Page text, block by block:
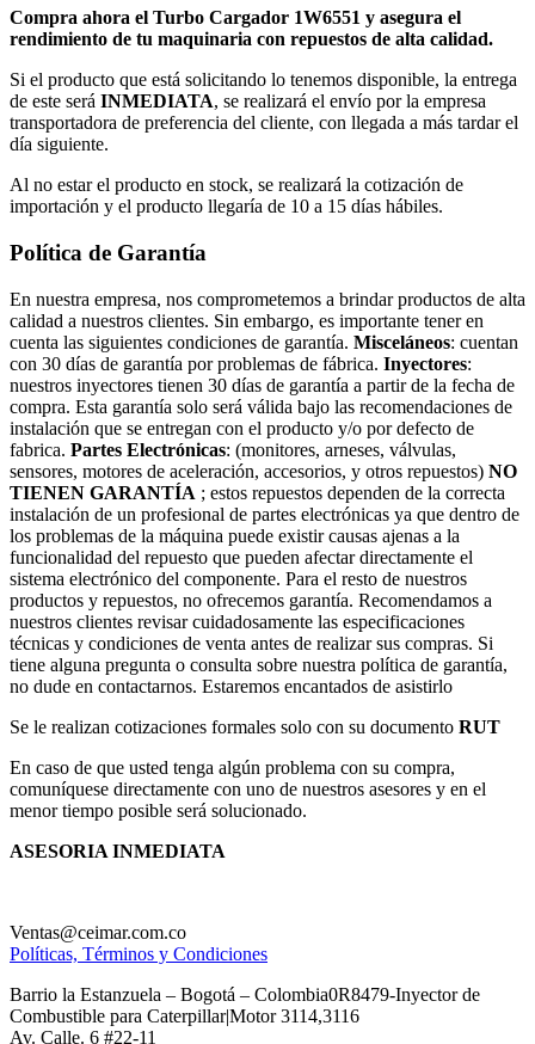
Compra ahora el Turbo Cargador 1W6551 y asegura el
rendimiento de tu maquinaria con repuestos de alta calidad.
Si el producto que está solicitando lo tenemos disponible, la entrega
de este será INMEDIATA, se realizará el envío por la empresa
transportadora de preferencia del cliente, con llegada a más tardar el
día siguiente.
Al no estar el producto en stock, se realizará la cotización de
importación y el producto llegaría de 10 a 15 días hábiles.
Política de Garantía
En nuestra empresa, nos comprometemos a brindar productos de alta
calidad a nuestros clientes. Sin embargo, es importante tener en
cuenta las siguientes condiciones de garantía. Misceláneos: cuentan
con 30 días de garantía por problemas de fábrica. Inyectores:
nuestros inyectores tienen 30 días de garantía a partir de la fecha de
compra. Esta garantía solo será válida bajo las recomendaciones de
instalación que se entregan con el producto y/o por defecto de
fabrica. Partes Electrónicas: (monitores, arneses, válvulas,
sensores, motores de aceleración, accesorios, y otros repuestos) NO
TIENEN GARANTÍA ; estos repuestos dependen de la correcta
instalación de un profesional de partes electrónicas ya que dentro de
los problemas de la máquina puede existir causas ajenas a la
funcionalidad del repuesto que pueden afectar directamente el
sistema electrónico del componente. Para el resto de nuestros
productos y repuestos, no ofrecemos garantía. Recomendamos a
nuestros clientes revisar cuidadosamente las especificaciones
técnicas y condiciones de venta antes de realizar sus compras. Si
tiene alguna pregunta o consulta sobre nuestra política de garantía,
no dude en contactarnos. Estaremos encantados de asistirlo
Se le realizan cotizaciones formales solo con su documento RUT
En caso de que usted tenga algún problema con su compra,
comuníquese directamente con uno de nuestros asesores y en el
menor tiempo posible será solucionado.
ASESORIA INMEDIATA
Ventas@ceimar.com.co
Políticas, Términos y Condiciones
Barrio la Estanzuela – Bogotá – Colombia0R8479-Inyector de
Combustible para Caterpillar|Motor 3114,3116
Av. Calle. 6 #22-11